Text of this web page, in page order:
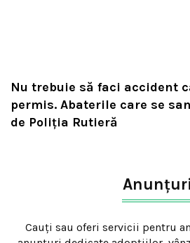
Nu trebuie să faci accident
permis. Abaterile care se
de Poliţia Rutieră
Anunțuri
Cauți sau oferi servicii pentru